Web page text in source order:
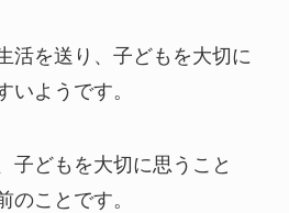
活を送り、子どもを大切に
いようです。
子どもを大切に思うこと
のことです。